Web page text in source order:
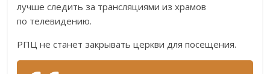
лучше следить за трансляциями из храмов
по телевидению.
РПЦ не станет закрывать церкви для посещения.